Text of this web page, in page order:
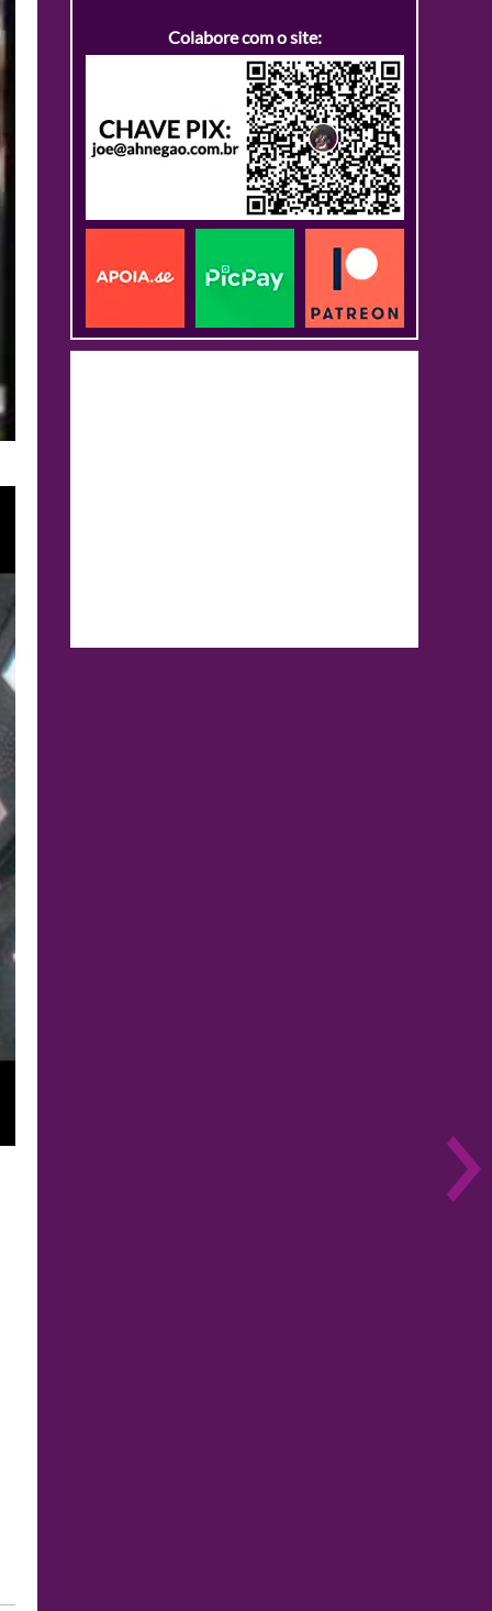
Colabore com o site: